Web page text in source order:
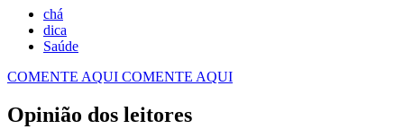
chá
dica
Saúde
COMENTE AQUI COMENTE AQUI
Opinião dos leitores